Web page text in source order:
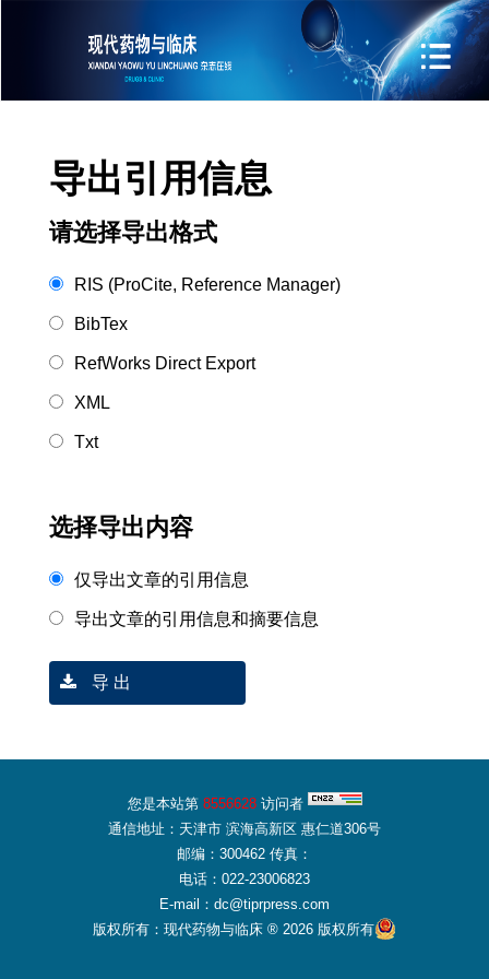
导出引用信息
请选择导出格式
RIS (ProCite, Reference Manager)
BibTex
RefWorks Direct Export
XML
Txt
选择导出内容
仅导出文章的引用信息
导出文章的引用信息和摘要信息
导 出
您是本站第 8556628访问者
通信地址：天津市 滨海高新区 惠仁道306号
邮编：300462 传真：
电话：022-23006823
E-mail：dc@tiprpress.com
版权所有：现代药物与临床 ® 2026 版权所有